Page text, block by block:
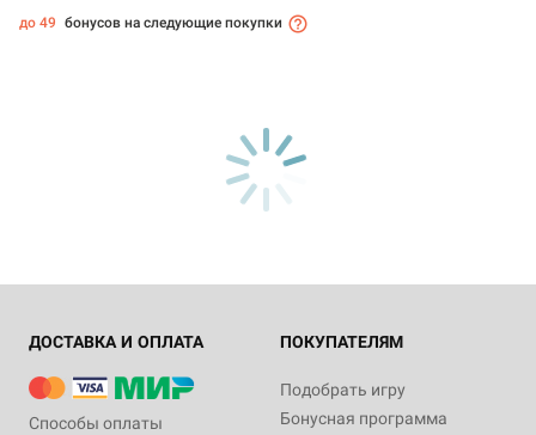
до 49 бонусов на следующие покупки
ДОСТАВКА И ОПЛАТА
Способы оплаты
ПОКУПАТЕЛЯМ
Подобрать игру
Бонусная программа